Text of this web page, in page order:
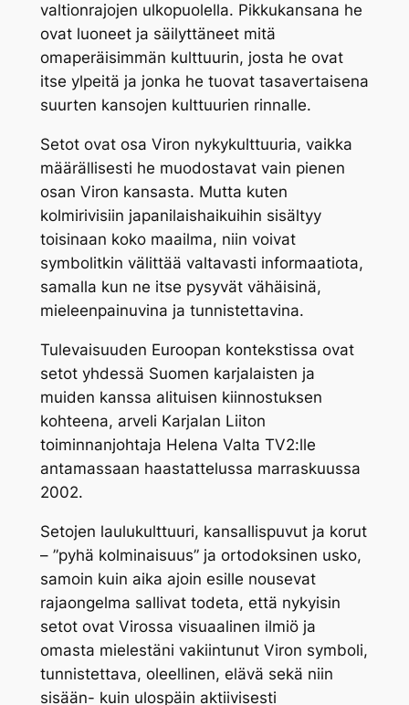
valtionrajojen ulkopuolella. Pikkukansana he
ovat luoneet ja säilyttäneet mitä
omaperäisimmän kulttuurin, josta he ovat
itse ylpeitä ja jonka he tuovat tasavertaisena
suurten kansojen kulttuurien rinnalle.
Setot ovat osa Viron nykykulttuuria, vaikka
määrällisesti he muodostavat vain pienen
osan Viron kansasta. Mutta kuten
kolmirivisiin japanilaishaikuihin sisältyy
toisinaan koko maailma, niin voivat
symbolitkin välittää valtavasti informaatiota,
samalla kun ne itse pysyvät vähäisinä,
mieleenpainuvina ja tunnistettavina.
Tulevaisuuden Euroopan kontekstissa ovat
setot yhdessä Suomen karjalaisten ja
muiden kanssa alituisen kiinnostuksen
kohteena, arveli Karjalan Liiton
toiminnanjohtaja Helena Valta TV2:lle
antamassaan haastattelussa marraskuussa
2002.
Setojen laulukulttuuri, kansallispuvut ja korut
– ”pyhä kolminaisuus” ja ortodoksinen usko,
samoin kuin aika ajoin esille nousevat
rajaongelma sallivat todeta, että nykyisin
setot ovat Virossa visuaalinen ilmiö ja
omasta mielestäni vakiintunut Viron symboli,
tunnistettava, oleellinen, elävä sekä niin
sisään- kuin ulospäin aktiivisesti